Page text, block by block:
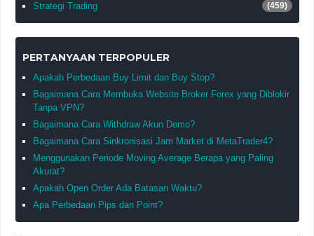
Strategi Trading (459)
PERTANYAAN TERPOPULER
Apakah Perbedaan Buy Limit dan Buy Stop?
Bagaimana Cara Membuka Website Broker Forex yang Diblokir
Tanpa VPN?
Bagaimana Cara Withdraw Akun Demo?
Bagaimana Cara Sinkronisasi Jam Market di MetaTrader4?
Menggunakan Periode Moving Average Berapa yang Paling
Akurat?
Apakah Open Order Ada Batasan Waktu?
Apa Perbedaan Pips dan Point?